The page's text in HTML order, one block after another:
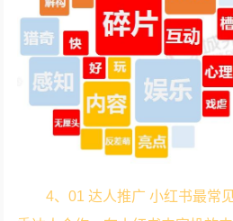
4、01 达人推广 小红书最常